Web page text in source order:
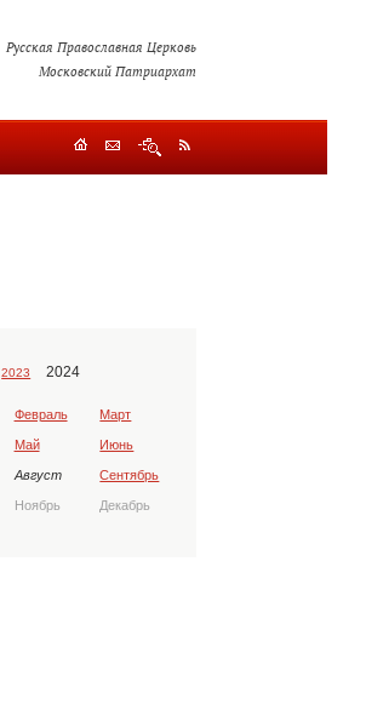
Русская Православная Церковь
Московский Патриархат
2023 2024
Февраль Март
Май Июнь
Август Сентябрь
Ноябрь Декабрь